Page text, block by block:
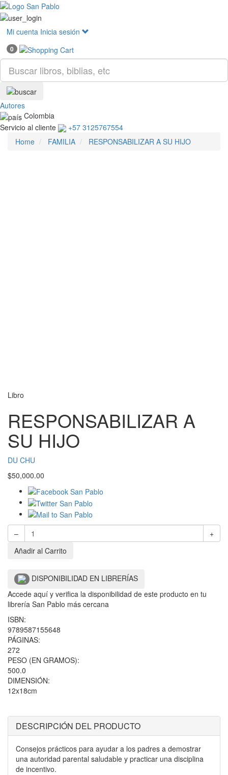
Mi cuenta Inicia sesión
0
Autores
Colombia
Servicio al cliente
+57 3125767554
Home
FAMILIA RESPONSABILIZAR A SU HIJO
Libro
RESPONSABILIZAR A
SU HIJO
DU CHU
$50,000.00
–
+
Añadir al Carrito
DISPONIBILIDAD EN LIBRERÍAS
Accede aquí y verifica la disponibilidad de este producto en tu
librería San Pablo más cercana
ISBN:
9789587155648
PÁGINAS:
272
PESO (EN GRAMOS):
500.0
DIMENSIÓN:
12x18cm
DESCRIPCIÓN DEL PRODUCTO
Consejos prácticos para ayudar a los padres a demostrar
una autoridad parental saludable y practicar una disciplina
de incentivo.